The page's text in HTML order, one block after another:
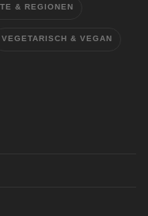
& REGIONEN
VEGETARISCH & VEGAN